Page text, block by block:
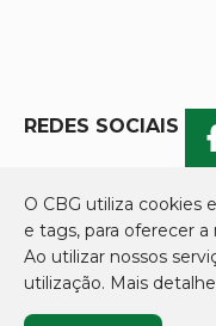
REDES SOCIAIS
O CBG utiliza cookies
e tags, para oferecer
Ao utilizar nossos
utilização. Mais